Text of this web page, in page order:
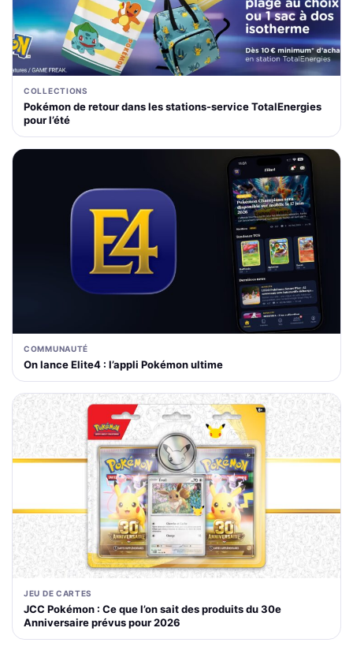
COLLECTIONS
Pokémon de retour dans les stations-service TotalEnergies
pour l’été
COMMUNAUTÉ
On lance Elite4 : l’appli Pokémon ultime
JEU DE CARTES
JCC Pokémon : Ce que l’on sait des produits du 30e
Anniversaire prévus pour 2026